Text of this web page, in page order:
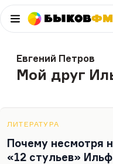
БыковФМ
Евгений Петров
Мой друг
ЛИТЕРАТУРА
Почему несмотря
«12 стульев»